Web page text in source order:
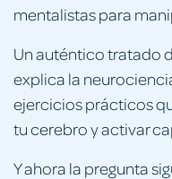
mentalistas para
Un auténtico tratado
explica la
ejercicios prácticos
tu cerebro y activar
Y ahora la pregunta